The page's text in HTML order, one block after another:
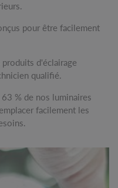
pour être facilement
d'éclairage
qualifié.
% de nos luminaires
facilement les